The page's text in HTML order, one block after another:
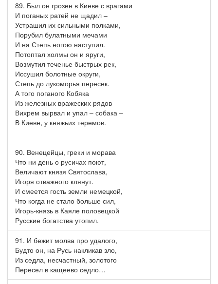
89. Был он грозен в Киеве с врагами
И поганых ратей не щадил –
Устрашил их сильными полками,
Порубил булатными мечами
И на Степь ногою наступил.
Потоптал холмы он и яруги,
Возмутил теченье быстрых рек,
Иссушил болотные округи,
Степь до лукоморья пересек.
А того поганого Кобяка
Из железных вражеских рядов
Вихрем вырвал и упал – собака –
В Киеве, у княжьих теремов.
90. Венецейцы, греки и морава
Что ни день о русичах поют,
Величают князя Святослава,
Игоря отважного клянут.
И смеется гость земли немецкой,
Что когда не стало больше сил,
Игорь-князь в Каяле половецкой
Русские богатства утопил.
91. И бежит молва про удалого,
Будто он, на Русь накликав зло,
Из седла, несчастный, золотого
Пересел в кащеево седло…